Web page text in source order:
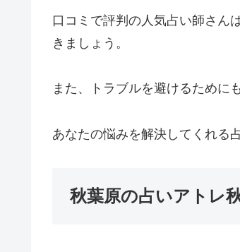
口コミで評判の人気占い師さん
きましょう。
また、トラブルを避けるために
あなたの悩みを解決してくれる
秋葉原の占いアトレ